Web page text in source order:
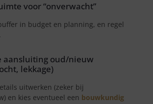
voor “onverwacht”
in budget en planning, en regel
aansluiting oud/nieuw
lekkage)
uitwerken (zeker bij
en kies eventueel een bouwkundig